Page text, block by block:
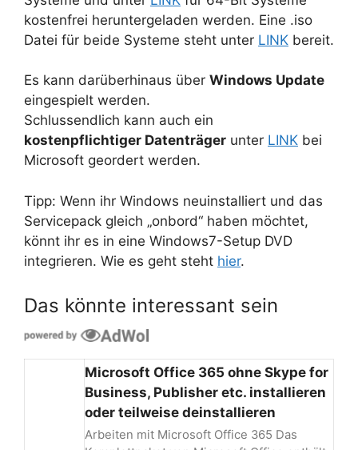
kostenfrei heruntergeladen werden. Eine .iso
Datei für beide Systeme steht unter LINK bereit.
Es kann darüberhinaus über Windows Update
eingespielt werden.
Schlussendlich kann auch ein
kostenpflichtiger Datenträger unter LINK bei
Microsoft geordert werden.
Tipp: Wenn ihr Windows neuinstalliert und das
Servicepack gleich „onbord“ haben möchtet,
könnt ihr es in eine Windows7-Setup DVD
integrieren. Wie es geht steht hier.
Das könnte interessant sein
Microsoft Office 365 ohne Skype for
Business, Publisher etc. installieren
oder teilweise deinstallieren
Arbeiten mit Microsoft Office 365 Das